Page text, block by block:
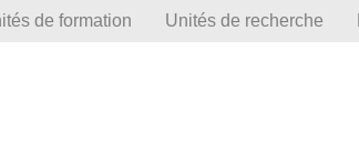
de formation Unités de recherche